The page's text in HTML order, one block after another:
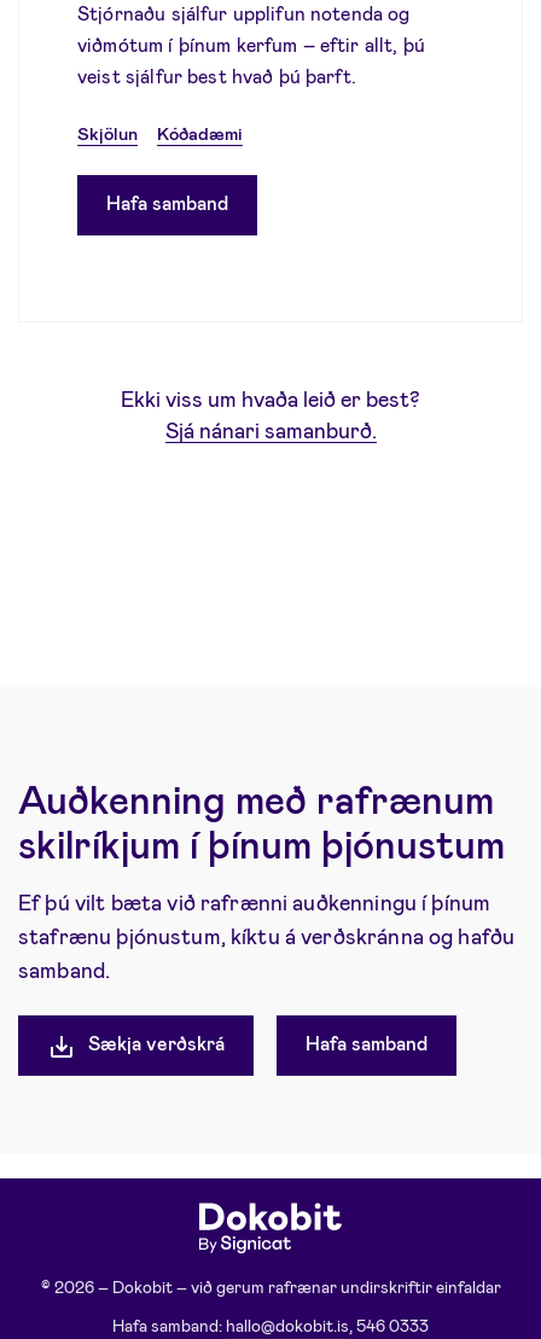
Stjórnaðu sjálfur upplifun notenda og
viðmótum í þínum kerfum – eftir allt, þú
veist sjálfur best hvað þú þarft.
Skjölun Kóðadæmi
Hafa samband
Ekki viss um hvaða leið er best?
Sjá nánari samanburð.
Auðkenning með rafrænum
skilríkjum í þínum þjónustum
Ef þú vilt bæta við rafrænni auðkenningu í þínum
stafrænu þjónustum, kíktu á verðskránna og hafðu
samband.
Sækja verðskrá Hafa samband
© 2026 – Dokobit – við gerum rafrænar undirskriftir einfaldar
Hafa samband: hallo@dokobit.is, 546 0333